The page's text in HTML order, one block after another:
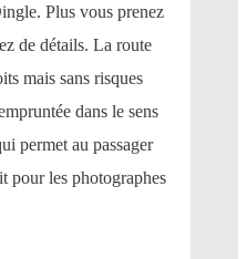
Plus vous prenez
de détails. La route
mais sans risques
dans le sens
permet au passager
pour les photographes